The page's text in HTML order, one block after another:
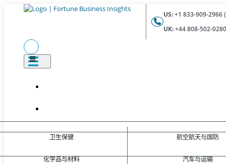
US:+1 833-909-2966
UK:+44 808-502-
卫生保健
化学品与材料
航空航天与国防
汽车与运输